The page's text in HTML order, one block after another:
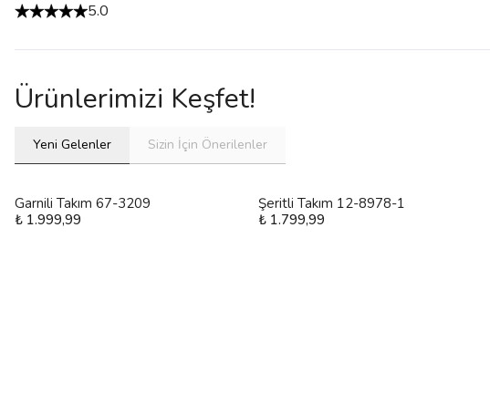
5.0
Ürünlerimizi Keşfet!
Yeni Gelenler Sizin İçin Önerilenler
Garnili Takım 67-3209
₺ 1.999,99
Şeritli Takım 12-8978-1
₺ 1.799,99